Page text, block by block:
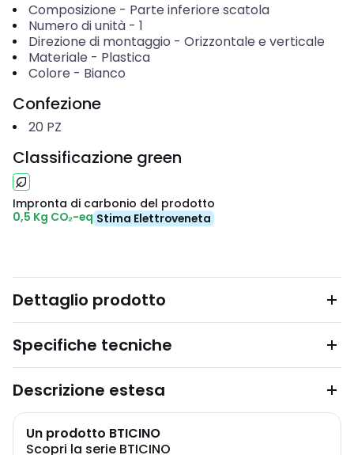
Composizione - Parte inferiore scatola
Numero di unità- 1
Direzione di montaggio - Orizzontale e verticale
Materiale - Plastica
Colore - Bianco
Confezione
20 PZ
Classificazione green
Impronta di carbonio del prodotto
0,5 Kg CO₂-eq Stima Elettroveneta
Dettaglio prodotto
Specifiche tecniche
Descrizione estesa
Un prodotto BTICINO
Scopri la serie BTICINO